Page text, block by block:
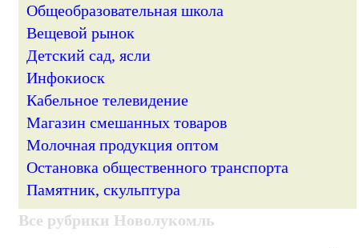
Общеобразовательная школа
Вещевой рынок
Детский сад, ясли
Инфокиоск
Кабельное телевидение
Магазин смешанных товаров
Молочная продукция оптом
Остановка общественного транспорта
Памятник, скульптура
Все рубрики Новолукомль